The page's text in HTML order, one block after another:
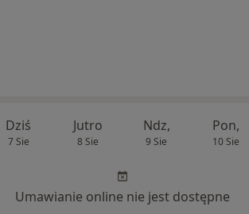
Dziś
7 Sie
Jutro
8 Sie
Ndz,
9 Sie
Pon,
10 Sie
Umawianie online nie jest dostępne